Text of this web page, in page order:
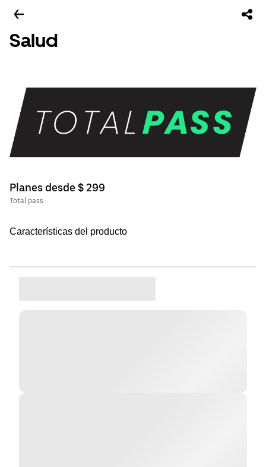
Salud
Planes desde $ 299
Total pass
Características del producto